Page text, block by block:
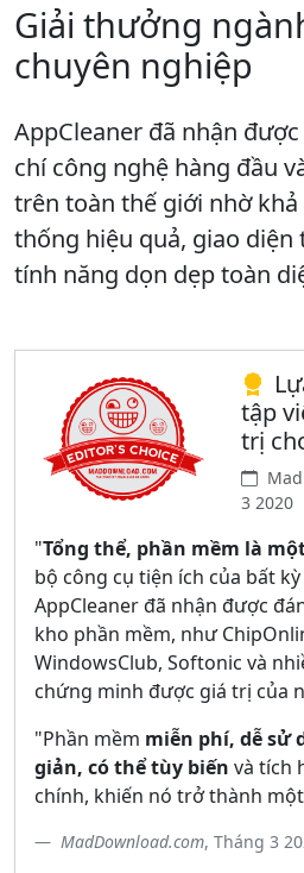
Giải thưởng
chuyên nghiệp
AppCleaner đã nhận
chí công nghệ hàng đầu
trên toàn thế giới nhờ
thống hiệu quả, giao diện
tính năng dọn dẹp toàn
tập
trị
3 2020
"Tổng thể, phần mềm là
bộ công cụ tiện ích của bất
AppCleaner đã nhận được
kho phần mềm, như
WindowsClub, Softonic và
chứng minh được giá trị của
"Phần mềm miễn phí, dễ sử
giản, có thể tùy biến và tích
chính, khiến nó trở thành
MadDownload.com, Tháng 3